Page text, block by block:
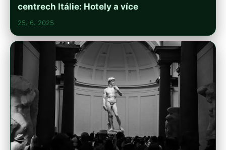
centrech Itálie: Hotely a více
25. 6. 2025